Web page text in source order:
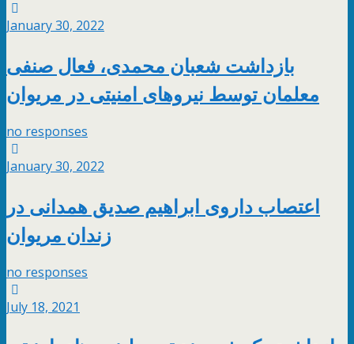
January 30, 2022
بازداشت شعبان محمدی، فعال صنفی
معلمان توسط نیروهای امنیتی در مریوان
no responses
January 30, 2022
اعتصاب داروی ابراهیم صدیق همدانی در
زندان مریوان
no responses
July 18, 2021